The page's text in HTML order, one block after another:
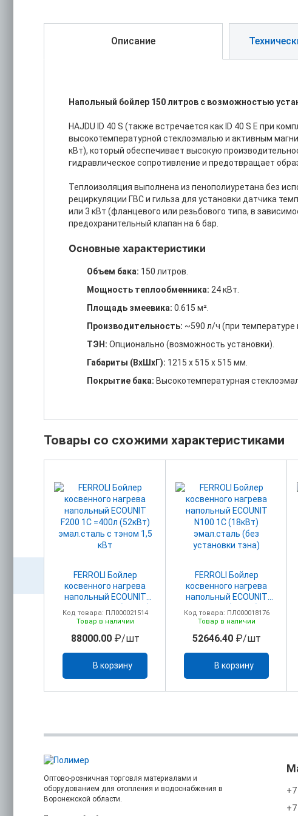
Описание
Напольный бойлер 150 литров с возможностью
HAJDU ID 40 S (также встречается как ID 40 S E при
высокотемпературной стеклоэмалью и активным
кВт), который обеспечивает высокую
гидравлическое сопротивление и предотвращает
Теплоизоляция выполнена из пенополиуретана без
рециркуляции ГВС и гильза для установки датчика
или 3 кВт (фланцевого или резьбового типа, в
предохранительный клапан на 6 бар.
Основные характеристики
Объем бака: 150 литров.
Мощность теплообменника: 24 кВт.
Площадь змеевика: 0.615 м².
Производительность: ~590 л/ч (при температуре
ТЭН: Опционально (возможность установки).
Габариты (ВхШхГ): 1215 х 515 х 515 мм.
Покрытие бака: Высокотемпературная
Товары со схожими характеристиками
150
FERROLI Бойлер
косвенного нагрева
напольный ECOUNIT
F200 1С =400л (52кВт)
эмал.сталь с тэном 1,5
Код товара: ПЛ000021514
Товар в наличии
88000.00₽/шт
В корзину
FERROLI Бойлер
косвенного нагрева
напольный ECOUNIT
N100 1С (18кВт)
эмал.сталь (без
Код товара: ПЛ000018176
Товар в наличии
52646.40₽/шт
В корзину
Оптово-розничная торговля материалами и
оборудованием для отопления и водоснабжения в
Воронежской области.